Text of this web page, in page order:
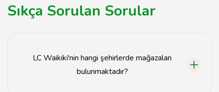
Sıkça Sorulan Sorular
LC Waikiki'nin hangi şehirlerde mağazaları
bulunmaktadır?